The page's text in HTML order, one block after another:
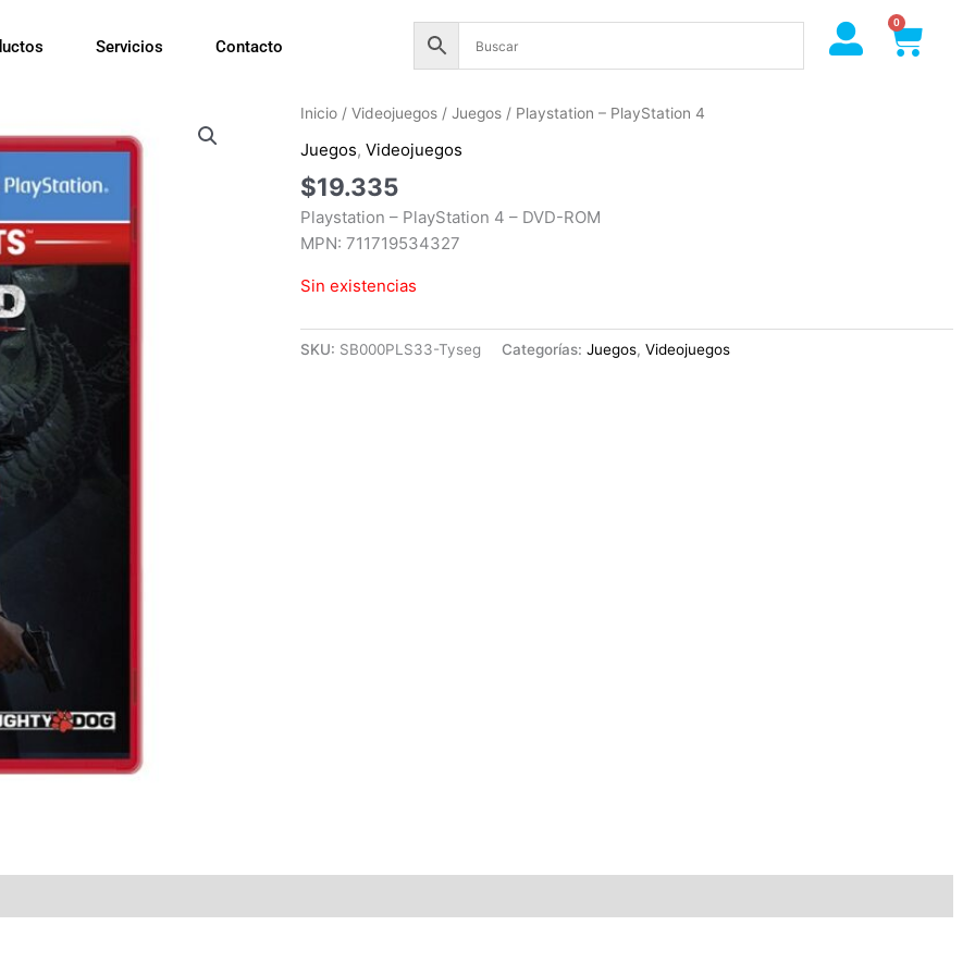
Servicios Contacto
0
Cart
Inicio /Videojuegos /Juegos / Playstation – PlayStation 4
Juegos,Videojuegos
$19.335
Playstation – PlayStation 4 – DVD-ROM
MPN: 711719534327
Sin existencias
SKU: SB000PLS33-Tyseg Categorías:Juegos,Videojuegos